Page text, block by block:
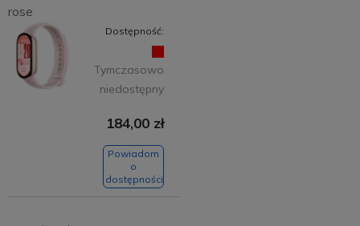
rose
Dostępność:
Tymczasowo
niedostępny
184,00 zł
Powiadom
o
dostępności